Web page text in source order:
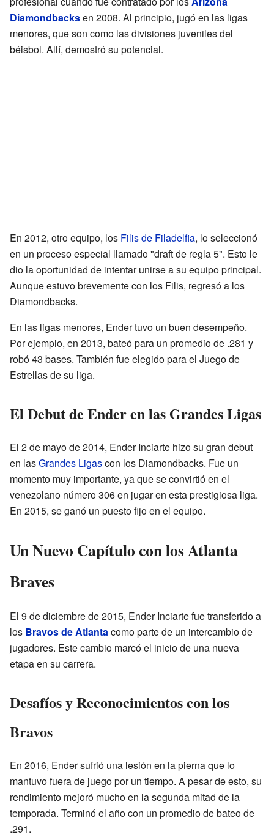
Diamondbacksen 2008. Al principio, jugó en las ligas
menores, que son como las divisiones juveniles del
béisbol. Allí, demostró su potencial.
En 2012, otro equipo, los Filis de Filadelfia, lo seleccionó
en un proceso especial llamado "draft de regla 5". Esto le
dio la oportunidad de intentar unirse a su equipo principal.
Aunque estuvo brevemente con los Filis, regresó a los
Diamondbacks.
En las ligas menores, Ender tuvo un buen desempeño.
Por ejemplo, en 2013, bateó para un promedio de .281 y
robó 43 bases. También fue elegido para el Juego de
Estrellas de su liga.
El Debut de Ender en las Grandes Ligas
El 2 de mayo de 2014, Ender Inciarte hizo su gran debut
en lasGrandes Ligascon los Diamondbacks. Fue un
momento muy importante, ya que se convirtió en el
venezolano número 306 en jugar en esta prestigiosa liga.
En 2015, se ganó un puesto fijo en el equipo.
Un Nuevo Capítulo con los Atlanta
Braves
El 9 de diciembre de 2015, Ender Inciarte fue transferido a
los Bravos de Atlantacomo parte de un intercambio de
jugadores. Este cambio marcó el inicio de una nueva
etapa en su carrera.
Desafíos y Reconocimientos con los
Bravos
En 2016, Ender sufrió una lesión en la pierna que lo
mantuvo fuera de juego por un tiempo. A pesar de esto, su
rendimiento mejoró mucho en la segunda mitad de la
temporada. Terminó el año con un promedio de bateo de
.291.